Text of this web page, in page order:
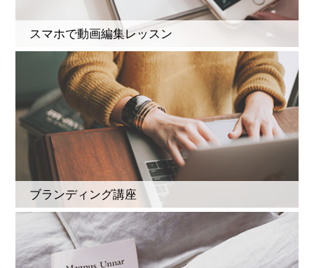
スマホで動画編集レッスン
ブランディング講座